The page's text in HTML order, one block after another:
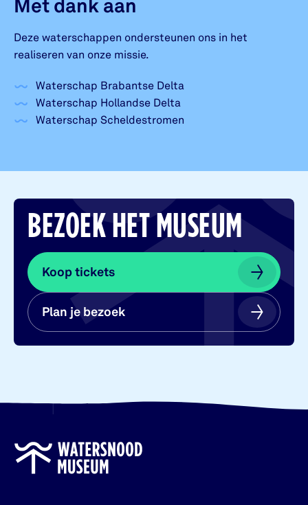
Met dank aan
Deze waterschappen ondersteunen ons in het
realiseren van onze missie.
Waterschap Brabantse Delta
Waterschap Hollandse Delta
Waterschap Scheldestromen
BEZOEK HET MUSEUM
Koop tickets
Koop tickets
Plan je bezoek
Plan je bezoek